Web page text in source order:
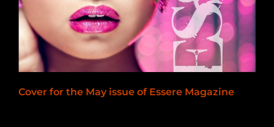
Cover for the May issue of Essere Magazine